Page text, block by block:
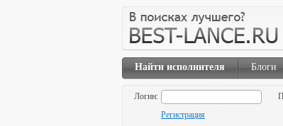
Найти исполнителя Блоги
Логин:
Регистрация